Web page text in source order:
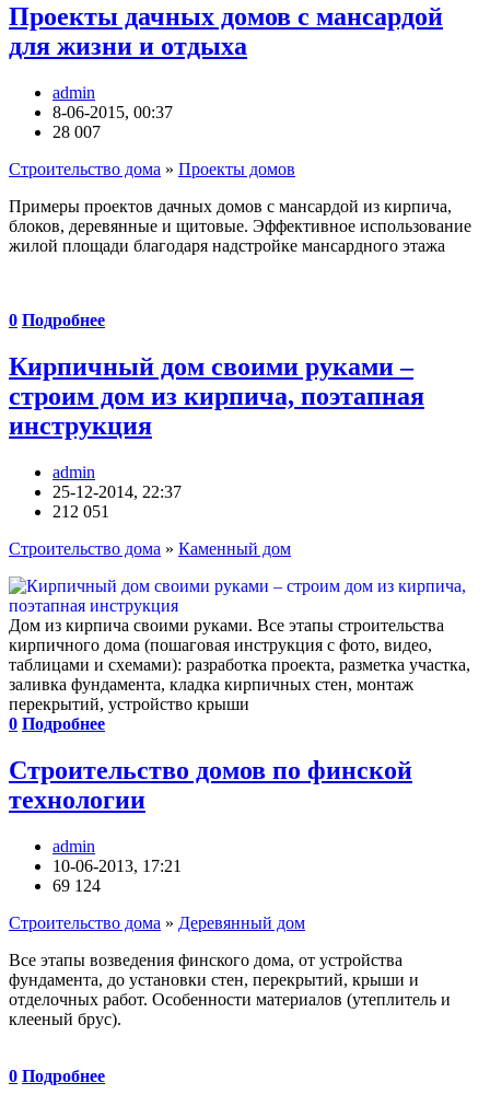
Проекты дачных домов с мансардой
для жизни и отдыха
admin
8-06-2015, 00:37
28 007
Строительство дома » Проекты домов
Примеры проектов дачных домов с мансардой из кирпича,
блоков, деревянные и щитовые. Эффективное использование
жилой площади благодаря надстройке мансардного этажа
0 Подробнее
Кирпичный дом своими руками –
строим дом из кирпича, поэтапная
инструкция
admin
25-12-2014, 22:37
212 051
Строительство дома » Каменный дом
Дом из кирпича своими руками. Все этапы строительства
кирпичного дома (пошаговая инструкция с фото, видео,
таблицами и схемами): разработка проекта, разметка участка,
заливка фундамента, кладка кирпичных стен, монтаж
перекрытий, устройство крыши
0 Подробнее
Строительство домов по финской
технологии
admin
10-06-2013, 17:21
69 124
Строительство дома » Деревянный дом
Все этапы возведения финского дома, от устройства
фундамента, до установки стен, перекрытий, крыши и
отделочных работ. Особенности материалов (утеплитель и
клееный брус).
0 Подробнее